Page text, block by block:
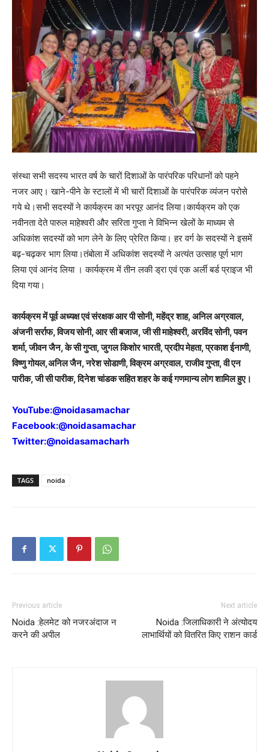
संस्था सभी सदस्य भारत वर्ष के चारों दिशाओं के पारंपरिक परिधानों को पहने
नजर आए। खाने-पीने के स्टालों में भी चारों दिशाओं के पारंपरिक व्यंजन परोसे
गये थे।सभी सदस्यों ने कार्यक्रम का भरपूर आनंद लिया।कार्यक्रम को एक
नवीनता देते पारुल माहेश्वरी और सरिता गुप्ता ने विभिन्न खेलों के माध्यम से
अधिकांश सदस्यों को भाग लेने के लिए प्रेरित किया। हर वर्ग के सदस्यों ने इसमें
बढ़-चढ़कर भाग लिया।तंबोला में अधिकांश सदस्यों ने अत्यंत उत्साह पूर्ण भाग
लिया एवं आनंद लिया । कार्यक्रम में तीन लकी ड्रा एवं एक अर्ली बर्ड प्राइज भी
दिया गया।
कार्यक्रम में पूर्व अध्यक्ष एवं संरक्षक आर पी सोनी, महेंद्र शाह, अनिल अग्रवाल,
अंजनी सर्राफ, विजय सोनी, आर सी बजाज, जी सी माहेश्वरी, अरविंद सोनी, पवन
शर्मा, जीवन जैन, के सी गुप्ता, जुगल किशोर भारती, प्रदीप मेहता, प्रकाश ईनाणी,
विष्णु गोयल,अनिल जैन, नरेश सोडाणी, विक्रम अग्रवाल, राजीव गुप्ता, वी एन
पारीक, जी सी पारीक, दिनेश चांडक सहित शहर के कई गणमान्य लोग शामिल हुए।
YouTube:@noidasamachar
Facebook:@noidasamachar
Twitter:@noidasamacharh
TAGS noida
Previous article
Noida :हेलमेट को नजरअंदाज न
करने की अपील
Next article
Noida :जिलाधिकारी ने अंत्योदय
लाभार्थियों को वितरित किए राशन कार्ड